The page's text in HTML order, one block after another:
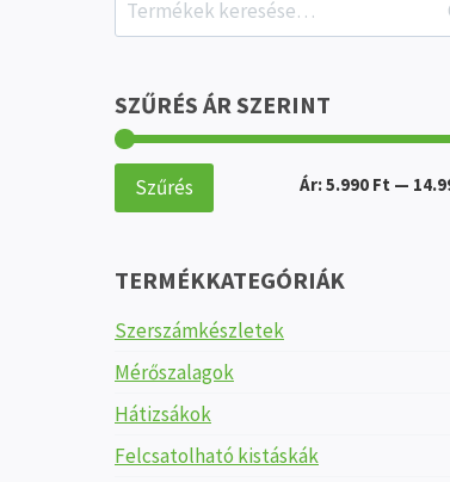
a
SZŰRÉS ÁR SZERINT
Szűrés Ár:5.990 Ft —
TERMÉKKATEGÓRIÁK
Szerszámkészletek
Mérőszalagok
Hátizsákok
Felcsatolható kistáskák